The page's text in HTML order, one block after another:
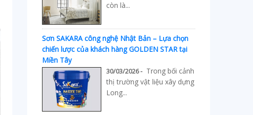
còn là...
Sơn SAKARA công nghệ Nhật Bản – Lựa chọn
chiến lược của khách hàng GOLDEN STAR tại
Miền Tây
30/03/2026 - Trong bối cảnh
thị trường vật liệu xây dựng
Long...